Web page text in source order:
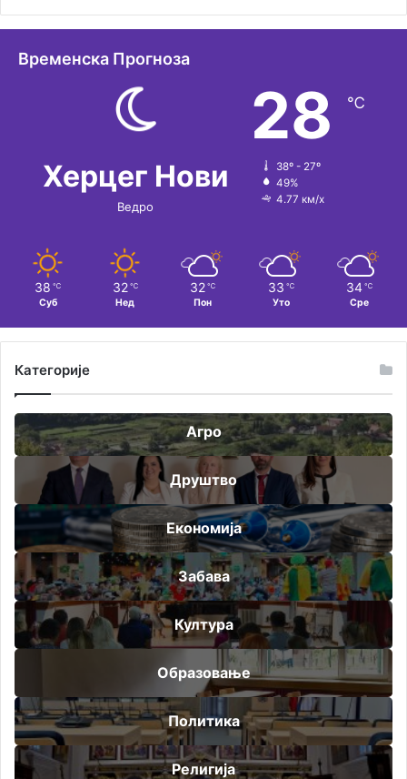
Временска Прогноза
Херцег Нови
Ведро
28 ℃
38º - 27º
49%
4.77 км/х
38 ℃
Суб
32 ℃
Нед
32 ℃
Пон
33 ℃
Уто
34 ℃
Сре
Категорије
Агро
Друштво
Економија
Забава
Култура
Образовање
Политика
Религија